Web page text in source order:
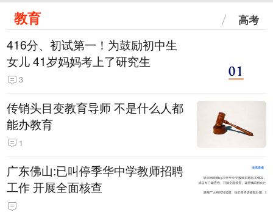
教育 高考
416分、初试第一！为鼓励初中生
女儿 41岁妈妈考上了研究生
3
传销头目变教育导师 不是什么人都
能办教育
1
广东佛山:已叫停季华中学教师招聘
工作 开展全面核查